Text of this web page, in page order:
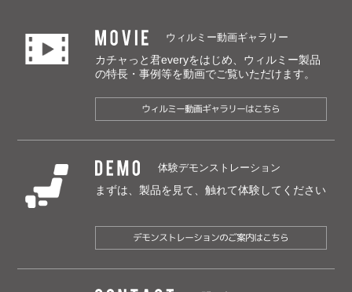
MOVIE
ウィルミー動画ギャラリー
カチャっと君everyをはじめ、ウィルミー製品
の特長・事例等を動画でご覧いただけます。
ウィルミー動画ギャラリーはこちら
DEMO
体験デモンストレーション
まずは、製品を見て、触れて体験してください
デモンストレーションのご案内はこちら